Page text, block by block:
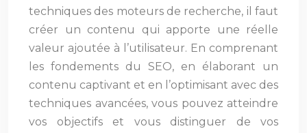
techniques des moteurs de recherche, il faut
créer un contenu qui apporte une réelle
valeur ajoutée à l’utilisateur. En comprenant
les fondements du SEO, en élaborant un
contenu captivant et en l’optimisant avec des
techniques avancées, vous pouvez atteindre
vos objectifs et vous distinguer de vos